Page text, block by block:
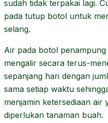
sudah tidak terpakai lagi.
pada tutup botol untuk
selang.
Air pada botol
mengalir secara terus-
sepanjang hari dengan
sama setiap waktu
menjamin ketersediaan air
diperlukan tanaman buah.